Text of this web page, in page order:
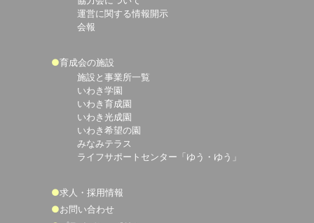
運営に関する情報開示
会報
育成会の施設
施設と事業所一覧
いわき学園
いわき育成園
いわき光成園
いわき希望の園
みなみテラス
ライフサポートセンター「ゆう・ゆう」
求人・採用情報
お問い合わせ